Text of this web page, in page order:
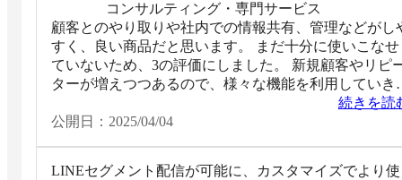
コンサルティング・専門サービス
顧客とのやり取りや社内での情報共有、管理などがし
すく、良い商品だと思います。 まだ十分に使いこなせ
ていないため、3の評価にしました。 新規顧客やリピ
ターが増えつつあるので、様々な機能を利用していき
続きを読
公開日： 2025/04/04
LINEセグメント配信が可能に、カスタマイズでより使